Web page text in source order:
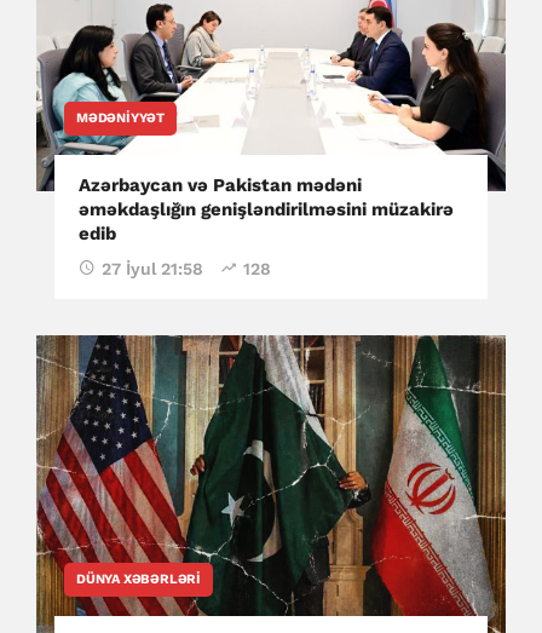
MƏDƏNIYYƏT
Azərbaycan və Pakistan mədəni
əməkdaşlığın genişləndirilməsini müzakirə
edib
27 İyul 21:58 128
DÜNYA XƏBƏRLƏRI